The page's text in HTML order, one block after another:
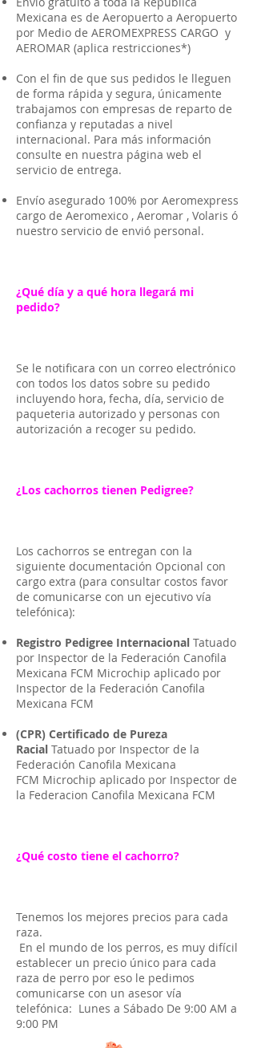
Mexicana es de Aeropuerto a Aeropuerto
por Medio de AEROMEXPRESS CARGO y
AEROMAR (aplica restricciones*)
Con el fin de que sus pedidos le lleguen
de forma rápida y segura, únicamente
trabajamos con empresas de reparto de
confianza y reputadas a nivel
internacional. Para más información
consulte en nuestra página web el
servicio de entrega.
Envío asegurado 100% por Aeromexpress
cargo de Aeromexico , Aeromar , Volaris ó
nuestro servicio de envió personal.
¿Qué día y a qué hora llegará mi
pedido?
Se le notificara con un correo electrónico
con todos los datos sobre su pedido
incluyendo hora, fecha, día, servicio de
paqueteria autorizado y personas con
autorización a recoger su pedido.
¿Los cachorros tienen Pedigree?
Los cachorros se entregan con la
siguiente documentación Opcional con
cargo extra (para consultar costos favor
de comunicarse con un ejecutivo vía
telefónica):
Registro Pedigree Internacional Tatuado
por Inspector de la Federación Canofila
Mexicana FCM Microchip aplicado por
Inspector de la Federación Canofila
Mexicana FCM
(CPR) Certificado de Pureza
Racial Tatuado por Inspector de la
Federación Canofila Mexicana
FCM Microchip aplicado por Inspector de
la Federacion Canofila Mexicana FCM
¿Qué costo tiene el cachorro?
Tenemos los mejores precios para cada
raza.
En el mundo de los perros, es muy difícil
establecer un precio único para cada
raza de perro por eso le pedimos
comunicarse con un asesor vía
telefónica: Lunes a Sábado De 9:00 AM a
9:00 PM